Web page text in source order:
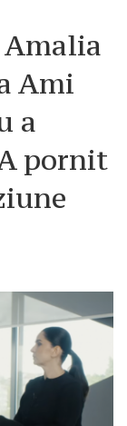
Amalia
Ami
a
pornit